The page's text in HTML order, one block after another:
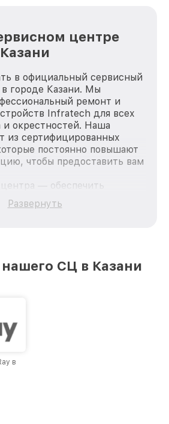
центре
в официальный сервисный
городе Казани. Мы
ремонт и
Infratech для всех
и окрестностей. Наша
из сертифицированных
постоянно повышают
чтобы предоставить вам
— обеспечить
доступный ремонт для
продукции Infratech,
центром Infratech в
Развернуть
СЦ в Казани
в